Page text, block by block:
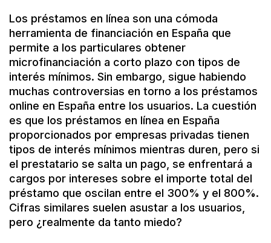
Los préstamos en línea son una cómoda
herramienta de financiación en España que
permite a los particulares obtener
microfinanciación a corto plazo con tipos de
interés mínimos. Sin embargo, sigue habiendo
muchas controversias en torno a los préstamos
online en España entre los usuarios. La cuestión
es que los préstamos en línea en España
proporcionados por empresas privadas tienen
tipos de interés mínimos mientras duren, pero si
el prestatario se salta un pago, se enfrentará a
cargos por intereses sobre el importe total del
préstamo que oscilan entre el 300% y el 800%.
Cifras similares suelen asustar a los usuarios,
pero ¿realmente da tanto miedo?